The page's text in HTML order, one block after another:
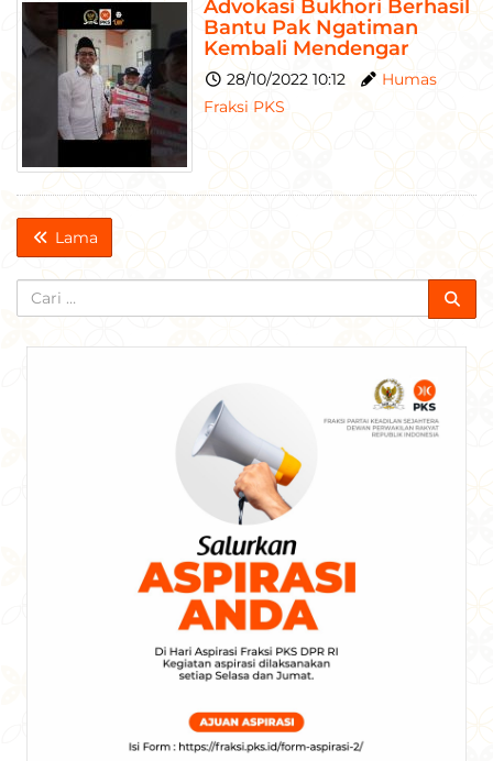
Advokasi Bukhori Berhasil
Bantu Pak Ngatiman
Kembali Mendengar
28/10/2022 10:12
Humas
Fraksi PKS
Posts
navigation
Lama